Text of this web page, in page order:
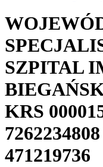
SZPITAL
KRS
7262234808
471219736